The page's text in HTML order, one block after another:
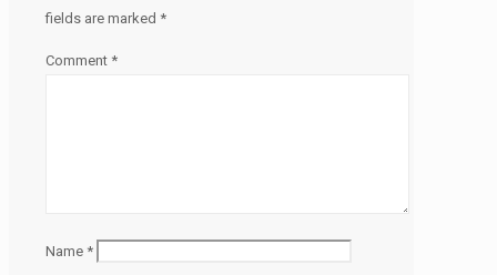
fields are marked *
Comment *
Name *